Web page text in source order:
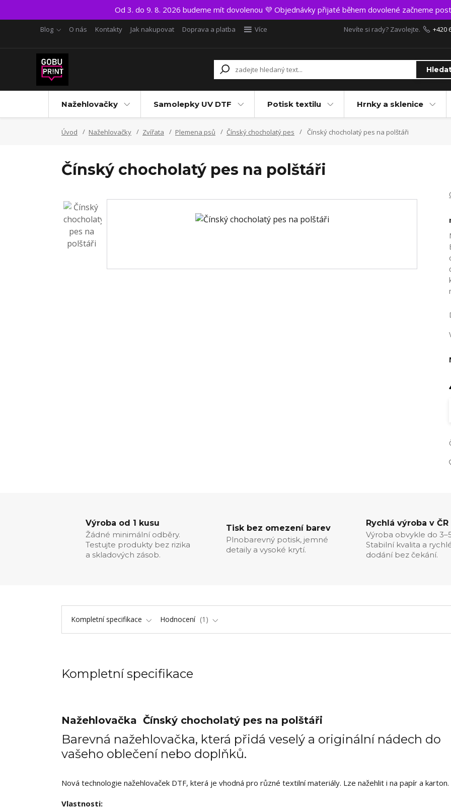
Od 3. do 9. 8. 2026 budeme mít dovolenou 💜 Objednávky přijaté během dovolené začneme
Blog O nás Kontakty Jak nakupovat Doprava a platba Více Nevíte si rady? Zavolejte. +420
Nažehlovačky Samolepky UV DTF Potisk textilu Hrnky a sklenice
Úvod Nažehlovačky Zvířata Plemena psů Čínský chocholatý pes Čínský chocholatý pes na polštáři
Čínský chocholatý pes na polštáři
Výroba od 1 kusu
Žádné minimální odběry.
Testujte produkty bez rizika
a skladových zásob.
Tisk bez omezení barev
Plnobarevný potisk, jemné
detaily a vysoké krytí.
Rychlá výroba v ČR
Výroba obvykle do
Stabilní kvalita a
dodání bez čekání.
Kompletní specifikace Hodnocení 1
Kompletní specifikace
Nažehlovačka Čínský chocholatý pes na polštáři
Barevná nažehlovačka, která přidá veselý a originální nádech do
vašeho oblečení nebo doplňků.
Nová technologie nažehlovaček DTF, která je vhodná pro různé textilní materiály. Lze nažehlit i na papír a karton.
Vlastnosti: